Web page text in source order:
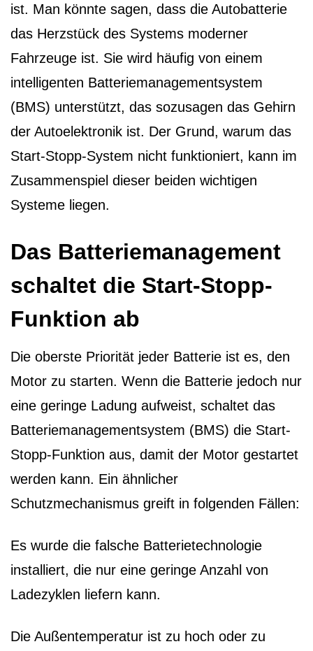
ist. Man könnte sagen, dass die Autobatterie
das Herzstück des Systems moderner
Fahrzeuge ist. Sie wird häufig von einem
intelligenten Batteriemanagementsystem
(BMS) unterstützt, das sozusagen das Gehirn
der Autoelektronik ist. Der Grund, warum das
Start-Stopp-System nicht funktioniert, kann im
Zusammenspiel dieser beiden wichtigen
Systeme liegen.
Das Batteriemanagement
schaltet die Start-Stopp-
Funktion ab
Die oberste Priorität jeder Batterie ist es, den
Motor zu starten. Wenn die Batterie jedoch nur
eine geringe Ladung aufweist, schaltet das
Batteriemanagementsystem (BMS) die Start-
Stopp-Funktion aus, damit der Motor gestartet
werden kann. Ein ähnlicher
Schutzmechanismus greift in folgenden Fällen:
Es wurde die falsche Batterietechnologie
installiert, die nur eine geringe Anzahl von
Ladezyklen liefern kann.
Die Außentemperatur ist zu hoch oder zu